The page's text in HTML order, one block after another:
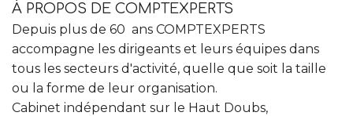
Centre d’affaires Acticap
Secrétariat externalisé (My Assistant)
Facturation électronique
Actualités du cabinet
Chiffres
À PROPOS DE COMPTEXPERTS
Depuis plus de 60 ans COMPTEXPERTS
accompagne les dirigeants et leurs équipes dans
tous les secteurs d'activité, quelle que soit la taille
ou la forme de leur organisation.
Cabinet indépendant sur le Haut Doubs,